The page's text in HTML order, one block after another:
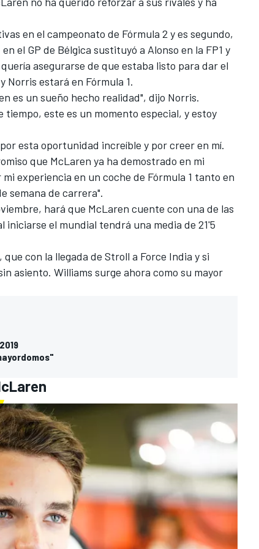
en el campeonato de Fórmula 2 y es segundo,
en el GP de Bélgica sustituyó a Alonso en la FP1 y
asegurarse de que estaba listo para dar el
Norris estará en Fórmula 1.
es un sueño hecho realidad", dijo Norris.
este es un momento especial, y estoy
esta oportunidad increíble y por creer en mí.
que McLaren ya ha demostrado en mi
experiencia en un coche de Fórmula 1 tanto en
semana de carrera".
hará que McLaren cuente con una de las
iniciarse el mundial tendrá una media de 21'5
, que con la llegada de Stroll a Force India y si
asiento. Williams surge ahora como su mayor